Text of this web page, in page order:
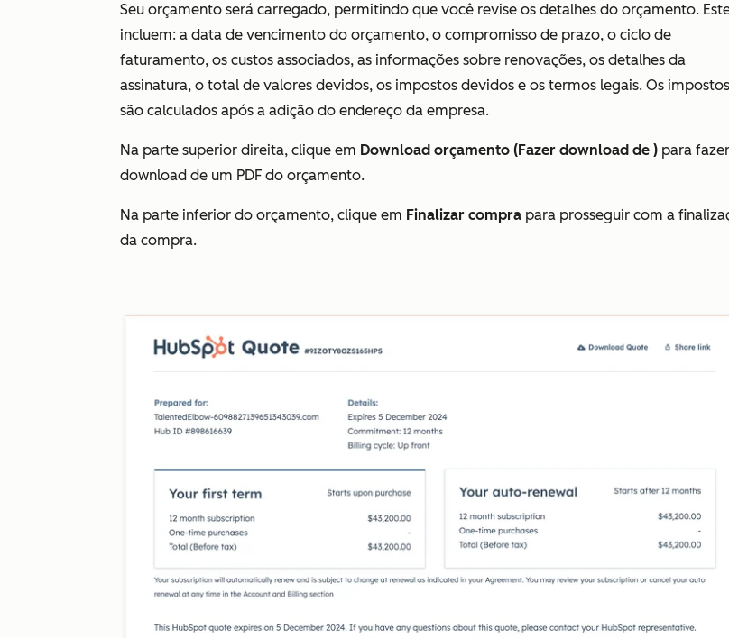
Seu orçamento será carregado, permitindo que você revise os detalhes do orçamento.
incluem: a data de vencimento do orçamento, o compromisso de prazo, o ciclo de
faturamento, os custos associados, as informações sobre renovações, os detalhes da
assinatura, o total de valores devidos, os impostos devidos e os termos legais. Os impostos
são calculados após a adição do endereço da empresa.
Na parte superior direita, clique em Download orçamento (Fazer download de ) para
download de um PDF do orçamento.
Na parte inferior do orçamento, clique em Finalizar compra para prosseguir com a
da compra.